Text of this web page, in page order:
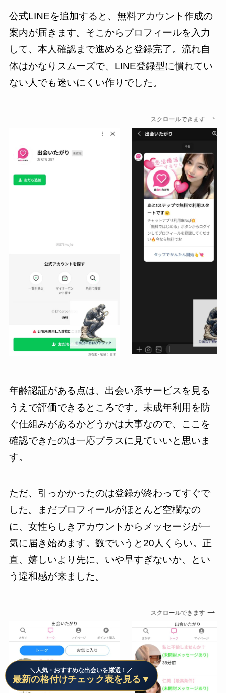
公式LINEを追加すると、無料アカウント作成の
案内が届きます。そこからプロフィールを入力
して、本人確認まで進めると登録完了。流れ自
体はかなりスムーズで、LINE登録型に慣れてい
ない人でも迷いにくい作りでした。
スクロールできます
年齢認証がある点は、出会い系サービスを見る
うえで評価できるところです。未成年利用を防
ぐ仕組みがあるかどうかは大事なので、ここを
確認できたのは一応プラスに見ていいと思いま
す。
ただ、引っかかったのは登録が終わってすぐで
した。まだプロフィールがほとんど空欄なの
に、女性らしきアカウントからメッセージが一
気に届き始めます。数でいうと20人くらい。正
直、嬉しいより先に、いや早すぎないか、とい
う違和感が来ました。
スクロールできます
＼人気・おすすめな出会いを厳選！／
最新の格付けチェック表を見る▼